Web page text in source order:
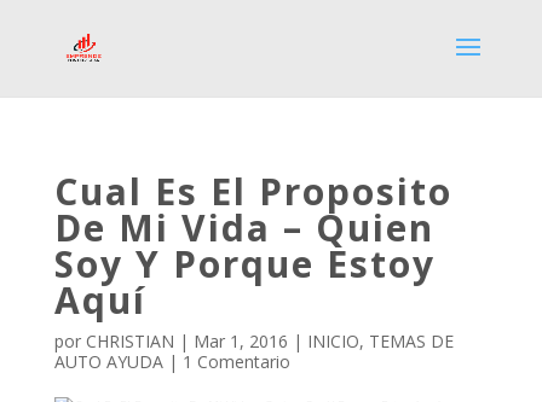
Cual Es El Proposito
De Mi Vida – Quien
Soy Y Porque Estoy
Aquí
por CHRISTIAN | Mar 1, 2016 | INICIO, TEMAS DE
AUTO AYUDA| 1 Comentario